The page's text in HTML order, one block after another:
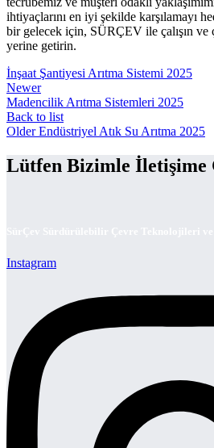
ihtiyaçlarını en iyi şekilde karşılamayı
bir gelecek için, SÜRÇEV ile çalışın ve
yerine getirin.
İnşaat Şantiyesi Arıtma Sistemi 2025
Newer
Madencilik Arıtma Sistemleri 2025
Back to list
Older Endüstriyel Atık Su Arıtma 2025
Lütfen Bizimle İletişime
Instagram